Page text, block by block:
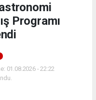
Programı
01.08.2026 - 22:22